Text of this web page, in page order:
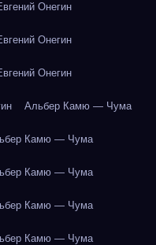
Онегин
Онегин
Онегин
Альбер Камю — Чума
Камю — Чума
Камю — Чума
Камю — Чума
Камю — Чума